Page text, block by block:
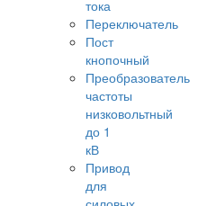
тока
Переключатель
Пост
кнопочный
Преобразователь
частоты
низковольтный
до 1
кВ
Привод
для